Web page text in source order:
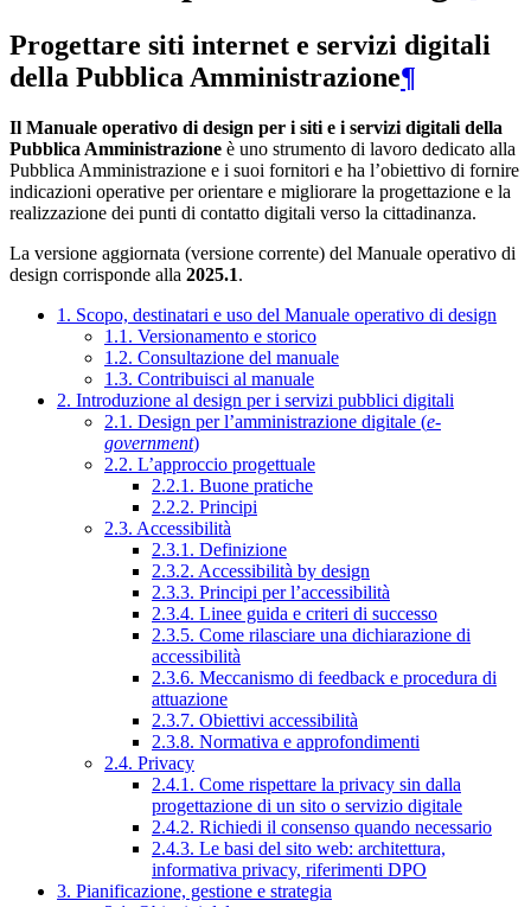
Progettare siti internet e servizi digitali
della Pubblica Amministrazione¶
Il Manuale operativo di design per i siti e i servizi digitali della
Pubblica Amministrazione è uno strumento di lavoro dedicato alla
Pubblica Amministrazione e i suoi fornitori e ha l’obiettivo di fornire
indicazioni operative per orientare e migliorare la progettazione e la
realizzazione dei punti di contatto digitali verso la cittadinanza.
La versione aggiornata (versione corrente) del Manuale operativo di
design corrisponde alla 2025.1.
1. Scopo, destinatari e uso del Manuale operativo di design
1.1. Versionamento e storico
1.2. Consultazione del manuale
1.3. Contribuisci al manuale
2. Introduzione al design per i servizi pubblici digitali
2.1. Design per l’amministrazione digitale (e-
government)
2.2. L’approccio progettuale
2.2.1. Buone pratiche
2.2.2. Principi
2.3. Accessibilità
2.3.1. Definizione
2.3.2. Accessibilità by design
2.3.3. Principi per l’accessibilità
2.3.4. Linee guida e criteri di successo
2.3.5. Come rilasciare una dichiarazione di
accessibilità
2.3.6. Meccanismo di feedback e procedura di
attuazione
2.3.7. Obiettivi accessibilità
2.3.8. Normativa e approfondimenti
2.4. Privacy
2.4.1. Come rispettare la privacy sin dalla
progettazione di un sito o servizio digitale
2.4.2. Richiedi il consenso quando necessario
2.4.3. Le basi del sito web: architettura,
informativa privacy, riferimenti DPO
3. Pianificazione, gestione e strategia